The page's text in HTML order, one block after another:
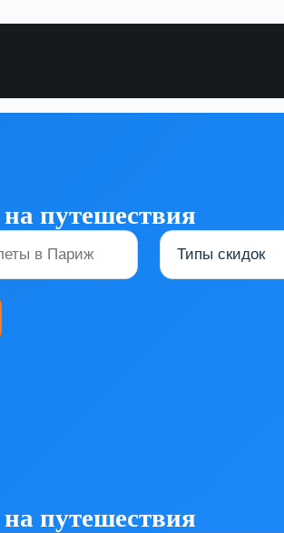
путешествия
путешествия